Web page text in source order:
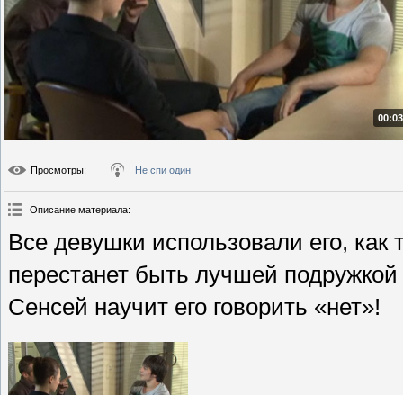
Просмотры: Не спи один
Описание материала:
Все девушки использовали его, как
перестанет быть лучшей
Сенсей научит его говорить «нет»!